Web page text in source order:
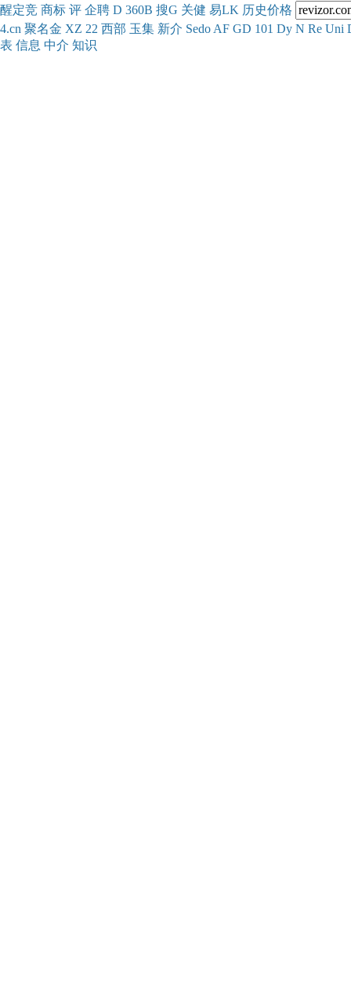
醒定竞 商标 评 企聘 D 360B 搜G 关健 易LK 历史价格
4.cn 聚名金 XZ 22 西部 玉集 新介 Sedo AF GD 101 Dy N Re Uni
表 信息 中介 知识